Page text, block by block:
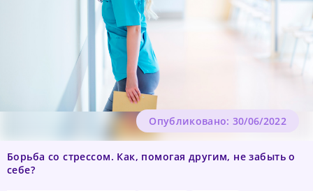
Борьба со стрессом. Как, помогая другим, не забыть о
себе?
Опубликовано: 30/06/2022